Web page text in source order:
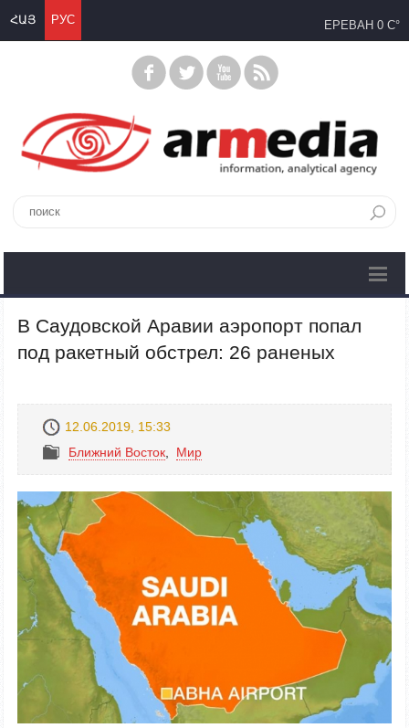
ՀԱՅ РУС ЕРЕВАН 0 C°
В Саудовской Аравии аэропорт попал
под ракетный обстрел: 26 раненых
12.06.2019, 15:33
Ближний Восток
Mир